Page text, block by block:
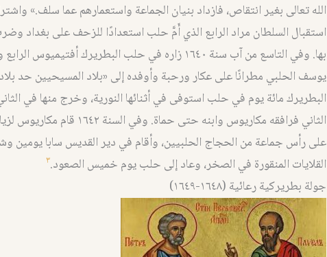
استقبال السلطان مراد الرابع الذي أَمَّ حلب استعدادًا للزحف على بغداد
بها. وفي التاسع من آب سنة ١٦٤٠ زاره في حلب البطريرك
يوسف الحلبي مطرانًا على عكار ورحبة وأوفده إلى «بلاد المسيحيين حد
البطريرك مائة يوم في حلب استوفى في أثنائها النورية، وخرج منها في
الثاني فرافقه مكاريوس وابنه حتى حماة.
على رأس جماعة من الحجاج الحلبيين، وأقام في دير القديس سابا يومين
القلايات المنقورة في الصخر، وعاد إلى حلب يوم خميس الصعود.٣
جولة بطريركية رعائية (١٦٤٨-١٦٤٩)